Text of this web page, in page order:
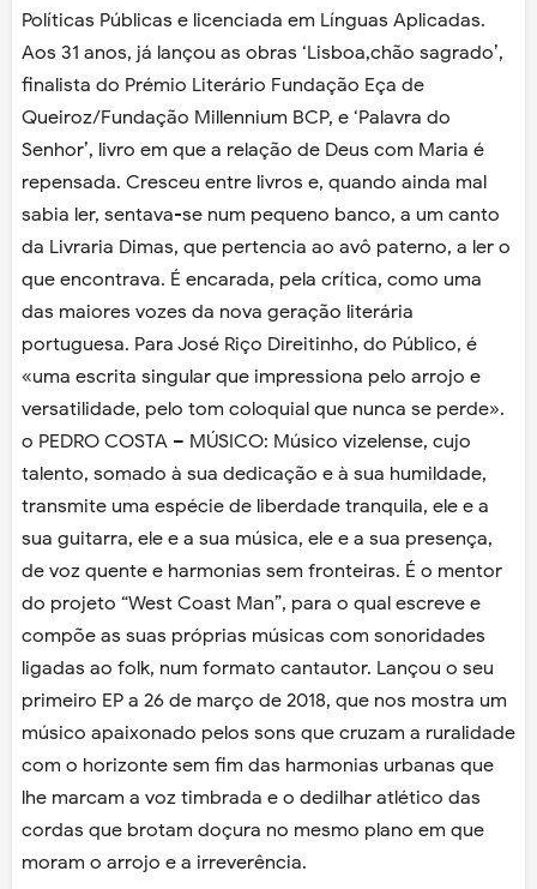
Políticas Públicas e licenciada em Línguas Aplicadas.
Aos 31 anos, já lançou as obras ‘Lisboa,chão sagrado’,
finalista do Prémio Literário Fundação Eça de
Queiroz/Fundação Millennium BCP, e ‘Palavra do
Senhor’, livro em que a relação de Deus com Maria é
repensada. Cresceu entre livros e, quando ainda mal
sabia ler, sentava-se num pequeno banco, a um canto
da Livraria Dimas, que pertencia ao avô paterno, a ler o
que encontrava. É encarada, pela crítica, como uma
das maiores vozes da nova geração literária
portuguesa. Para José Riço Direitinho, do Público, é
«uma escrita singular que impressiona pelo arrojo e
versatilidade, pelo tom coloquial que nunca se perde».
o PEDRO COSTA – MÚSICO: Músico vizelense, cujo
talento, somado à sua dedicação e à sua humildade,
transmite uma espécie de liberdade tranquila, ele e a
sua guitarra, ele e a sua música, ele e a sua presença,
de voz quente e harmonias sem fronteiras. É o mentor
do projeto “West Coast Man”, para o qual escreve e
compõe as suas próprias músicas com sonoridades
ligadas ao folk, num formato cantautor. Lançou o seu
primeiro EP a 26 de março de 2018, que nos mostra um
músico apaixonado pelos sons que cruzam a ruralidade
com o horizonte sem fim das harmonias urbanas que
lhe marcam a voz timbrada e o dedilhar atlético das
cordas que brotam doçura no mesmo plano em que
moram o arrojo e a irreverência.